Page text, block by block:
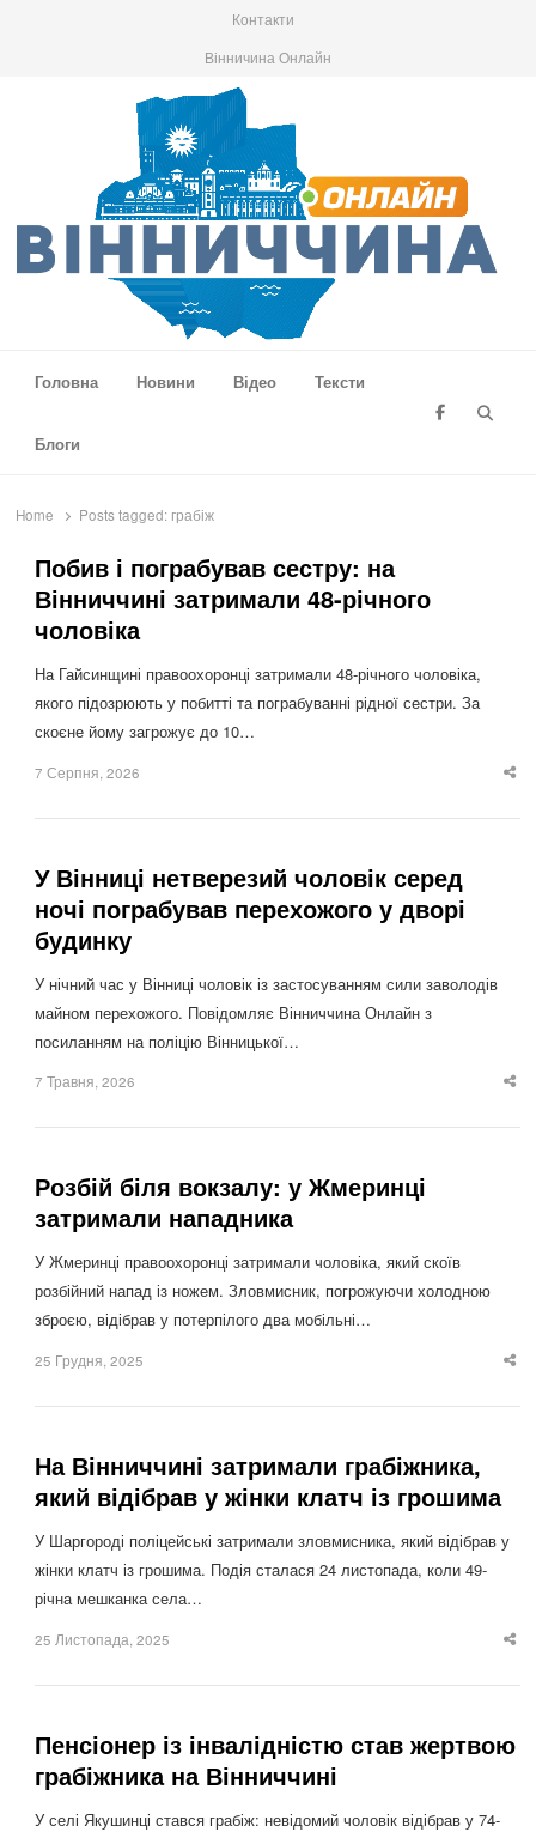
Контакти
Вінничина Онлайн
Головна
Новини Відео Тексти
Блоги
Home Posts tagged: грабіж
Побив і пограбував сестру: на
Вінниччині затримали 48-річного
чоловіка
На Гайсинщині правоохоронці затримали 48-річного чоловіка,
якого підозрюють у побитті та пограбуванні рідної сестри. За
скоєне йому загрожує до 10…
7 Серпня, 2026
У Вінниці нетверезий чоловік серед
ночі пограбував перехожого у дворі
будинку
У нічний час у Вінниці чоловік із застосуванням сили заволодів
майном перехожого. Повідомляє Вінниччина Онлайн з
посиланням на поліцію Вінницької…
7 Травня, 2026
Розбій біля вокзалу: у Жмеринці
затримали нападника
У Жмеринці правоохоронці затримали чоловіка, який скоїв
розбійний напад із ножем. Зловмисник, погрожуючи холодною
зброєю, відібрав у потерпілого два мобільні…
25 Грудня, 2025
На Вінниччині затримали грабіжника,
який відібрав у жінки клатч із грошима
У Шаргороді поліцейські затримали зловмисника, який відібрав у
жінки клатч із грошима. Подія сталася 24 листопада, коли 49-
річна мешканка села…
25 Листопада, 2025
Пенсіонер із інвалідністю став жертвою
грабіжника на Вінниччині
У селі Якушинці стався грабіж: невідомий чоловік відібрав у 74-